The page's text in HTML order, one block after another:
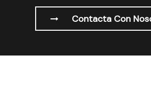
Contacta Con